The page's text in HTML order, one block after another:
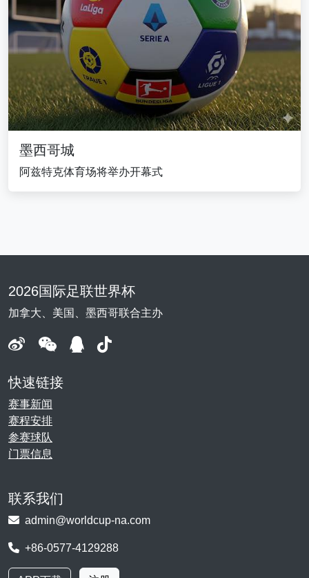
墨西哥城
阿兹特克体育场将举办开幕式
2026国际足联世界杯
加拿大、美国、墨西哥联合主办
快速链接
赛事新闻
赛程安排
参赛球队
门票信息
联系我们
admin@worldcup-na.com
+86-0577-4129288